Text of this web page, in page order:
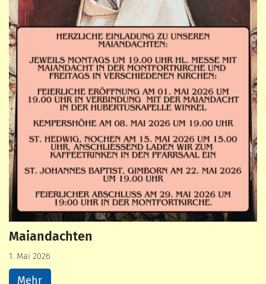
Maiandachten
1. Mai 2026
Mehr